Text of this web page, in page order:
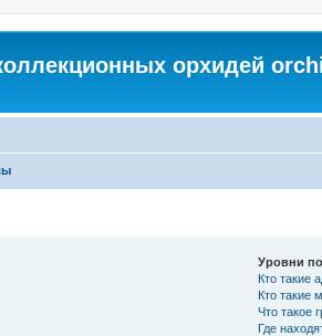
орхидей
Уровни
Кто такие
Кто такие
Что такое
Где